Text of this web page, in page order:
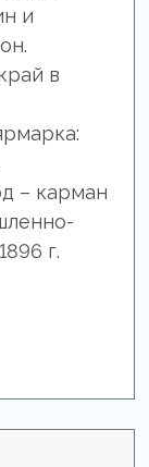
и
в
– карман
г.